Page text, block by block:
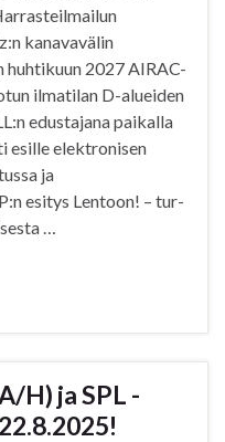
kanavavälin
2027 AIRAC-
ilmatilan D-alueiden
edustajana paikalla
esille elektronisen
ja
esitys Len­toon! – tur­
…
H) ja SPL -